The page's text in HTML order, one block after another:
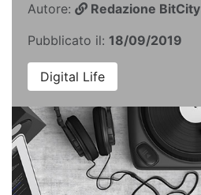
Autore:
Redazione BitCity
Pubblicato il: 18/09/2019
Digital Life